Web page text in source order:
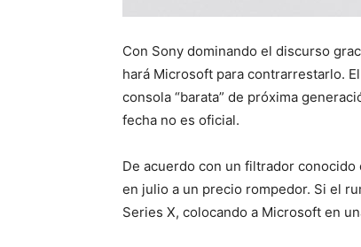
Con Sony dominando el discurso
hará Microsoft para contrarrestarlo.
consola “barata” de próxima
fecha no es oficial.
De acuerdo con un filtrador
en julio a un precio rompedor. Si el
Series X, colocando a Microsoft en